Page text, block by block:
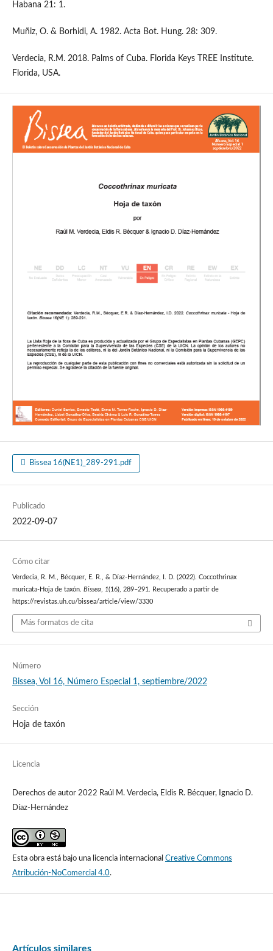
Habana 21: 1.
Muñiz, O. & Borhidi, A. 1982. Acta Bot. Hung. 28: 309.
Verdecia, R.M. 2018. Palms of Cuba. Florida Keys TREE Institute.
Florida, USA.
Bissea 16(NE1)_289-291.pdf
Publicado
2022-09-07
Cómo citar
Verdecia, R. M., Bécquer, E. R., & Díaz-Hernández, I. D. (2022). Coccothrinax
muricata-Hoja de taxón. Bissea 1(16), 289–291. Recuperado a partir de
https://revistas.uh.cu/bissea/article/view/3330
Más formatos de cita
Número
Bissea, Vol 16, Número Especial 1, septiembre/2022
Sección
Hoja de taxón
Licencia
Derechos de autor 2022 Raúl M. Verdecia, Eldis R. Bécquer, Ignacio D.
Díaz-Hernández
Esta obra está bajo una licencia internacional Creative Commons
Atribución-NoComercial 4.0.
Artículos similares